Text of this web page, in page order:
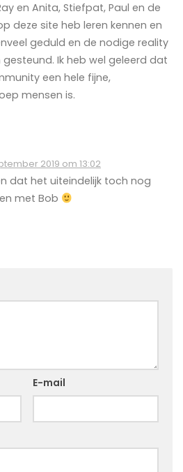
en Anita, Stiefpat, Paul en de
deze site heb leren kennen en
geduld en de nodige reality
Ik heb wel geleerd dat
een hele fijne,
mensen is.
2019 om 13:02
dat het uiteindelijk toch nog
met Bob
E-mail